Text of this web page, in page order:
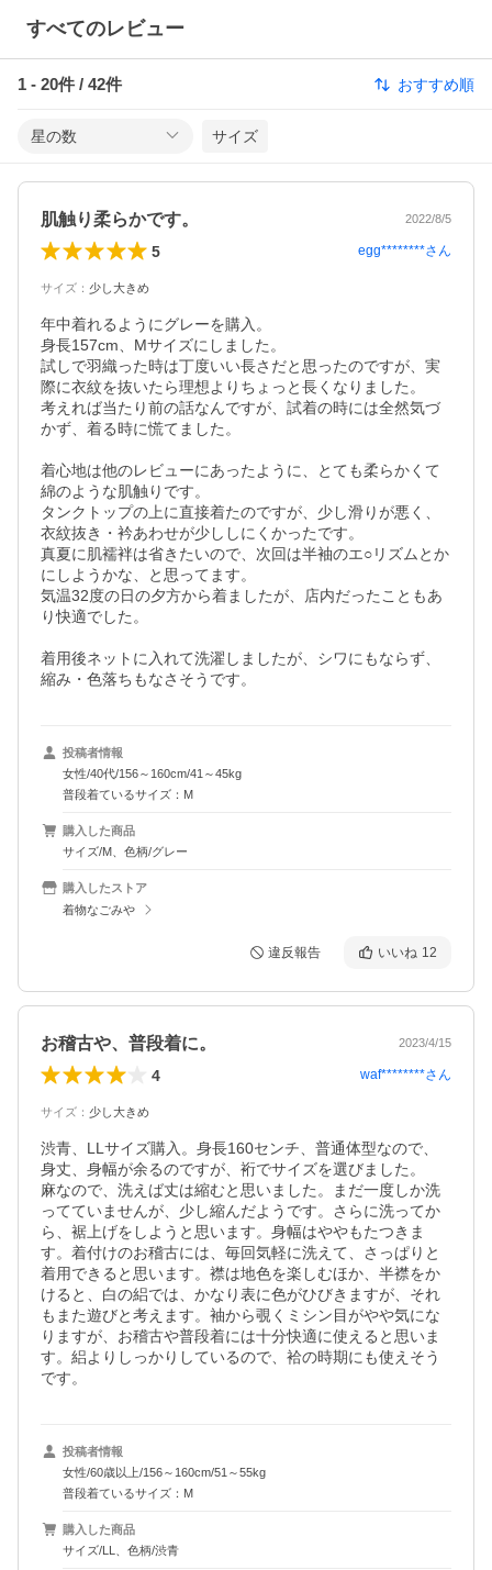
すべてのレビュー
1 - 20件 / 42件 おすすめ順
星の数 サイズ
肌触り柔らかです。 2022/8/5
5 egg********さん
サイズ ： 少し大きめ
年中着れるようにグレーを購入。
身長157cm、Mサイズにしました。
試しで羽織った時は丁度いい長さだと思ったのですが、実
際に衣紋を抜いたら理想よりちょっと長くなりました。
考えれば当たり前の話なんですが、試着の時には全然気づ
かず、着る時に慌てました。
着心地は他のレビューにあったように、とても柔らかくて
綿のような肌触りです。
タンクトップの上に直接着たのですが、少し滑りが悪く、
衣紋抜き・衿あわせが少ししにくかったです。
真夏に肌襦袢は省きたいので、次回は半袖のエ○リズムとか
にしようかな、と思ってます。
気温32度の日の夕方から着ましたが、店内だったこともあ
り快適でした。
着用後ネットに入れて洗濯しましたが、シワにもならず、
縮み・色落ちもなさそうです。
投稿者情報
女性/40代/156～160cm/41～45kg
普段着ているサイズ：M
購入した商品
サイズ/M、色柄/グレー
購入したストア
着物なごみや
違反報告 いいね 12
お稽古や、普段着に。 2023/4/15
4 waf********さん
サイズ ： 少し大きめ
渋青、LLサイズ購入。身長160センチ、普通体型なので、
身丈、身幅が余るのですが、裄でサイズを選びました。
麻なので、洗えば丈は縮むと思いました。まだ一度しか洗
ってていませんが、少し縮んだようです。さらに洗ってか
ら、裾上げをしようと思います。身幅はややもたつきま
す。着付けのお稽古には、毎回気軽に洗えて、さっぱりと
着用できると思います。襟は地色を楽しむほか、半襟をか
けると、白の絽では、かなり表に色がひびきますが、それ
もまた遊びと考えます。袖から覗くミシン目がやや気にな
りますが、お稽古や普段着には十分快適に使えると思いま
す。絽よりしっかりしているので、袷の時期にも使えそう
投稿者情報
女性/60歳以上/156～160cm/51～55kg
普段着ているサイズ：M
購入した商品
サイズ/LL、色柄/渋青